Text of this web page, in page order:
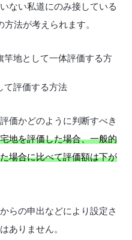
ない私道にのみ接している
法が考えられます。
地として一体評価する方
評価する方法
価かどのように判断すべき
地を評価した場合、一般的
場合に比べて評価額は下が
らの申出などにより設定さ
ありません。